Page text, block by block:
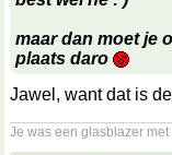
maar dan moet je
plaats daro
Jawel, want dat is
Je was een glasblazer